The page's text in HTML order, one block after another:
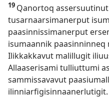
19 Qanortoq
tusarnaarsimanerput
paasinnissimanerput
isumaannik
Ilikkakkavut malillugit
Allaaserisami tulliuttumi
sammissavavut
ilinniarfigisinnaanerlutigit.